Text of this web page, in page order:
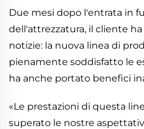
Due mesi dopo l'entrata in
dell'attrezzatura, il cliente
notizie: la nuova linea di
pienamente soddisfatto le
ha anche portato benefici
«Le prestazioni di questa
superato le nostre